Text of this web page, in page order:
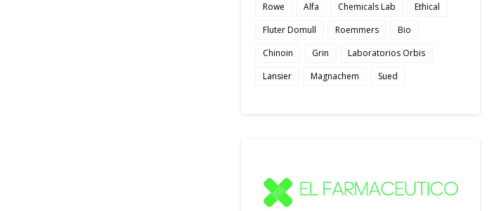
Rowe
Alfa Chemicals Lab
Ethical
Fluter Domull
Roemmers
Bio
Chinoin
Grin
Laboratorios Orbis
Lansier
Magnachem Sued